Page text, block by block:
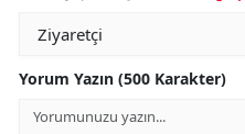
Yorum Yazın (500 Karakter)